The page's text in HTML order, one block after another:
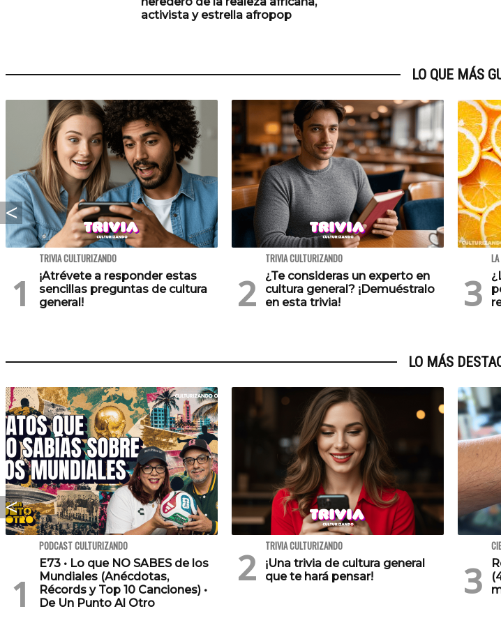
activista y estrella afropop
LO QUE MÁS
TRIVIA CULTURIZANDO
¡Atrévete a responder estas
sencillas preguntas de cultura
general!
TRIVIA CULTURIZANDO
¿Te consideras un experto en
cultura general? ¡Demuéstralo
en esta trivia!
LO MÁS
PODCAST CULTURIZANDO
E73 • Lo que NO SABES de los
Mundiales (Anécdotas,
Récords y Top 10 Canciones) •
De Un Punto Al Otro
TRIVIA CULTURIZANDO
¡Una trivia de cultura general
que te hará pensar!